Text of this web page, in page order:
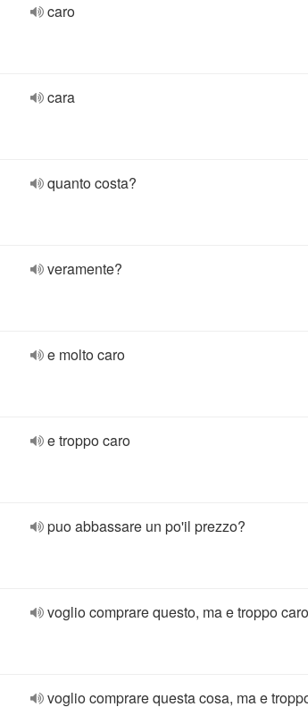
caro
cara
quanto costa?
veramente?
e molto caro
e troppo caro
puo abbassare un po'il prezzo?
voglio comprare questo, ma e troppo caro
voglio comprare questa cosa, ma e